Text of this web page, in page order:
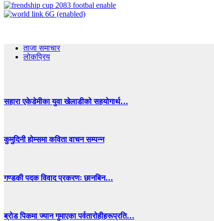
ताजा समाचार
लोकप्रिय
सहारा एकेडेमीका युवा खेलाडीको सहयोगार्थ…
कुमुदिनी होम्समा कविता वाचन सम्पन्न
गण्डकी पदक विवाद प्रकरणः छानबिन…
ब्रोड पिकमा ज्यान गुमाएका पर्वतारोहीहरूप्रति…